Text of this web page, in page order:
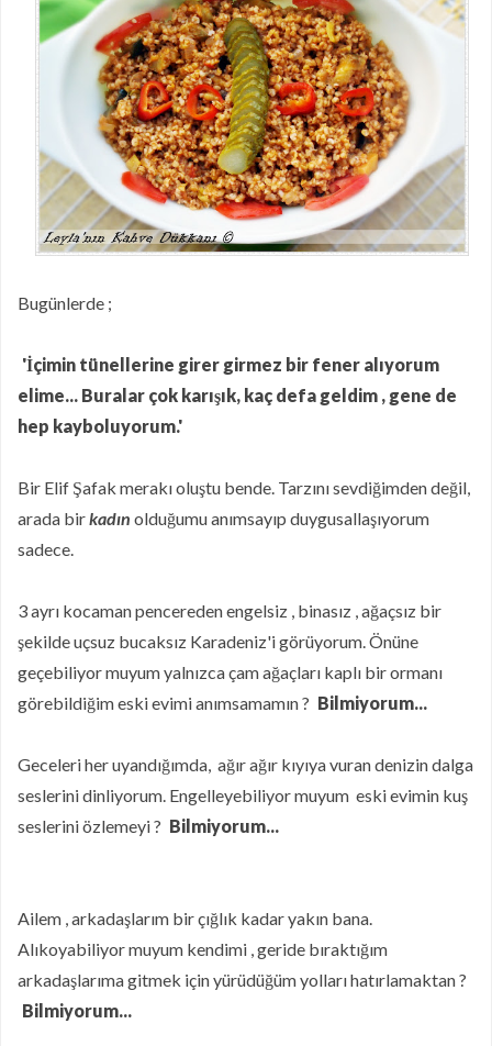
Puf Puf Muzlu Pankek
Nefis Patatesli Dilim Börek
Taze Otlu Kaygana
Ramazan'da Nasıl Beslenmelisiniz?
Limonlu Pamuk Kek
Hatay Yöresinden En Özel Lezzetlerin
Online Mağazası Hataykoy.com
Mor Havuçlu Ekşi Mayalı Ekmek
Bugünlerde ;
'İçimin tünellerine girer girmez bir fener alıyorum
elime... Buralar çok karışık, kaç defa geldim , gene de
hep kayboluyorum.'
Bir Elif Şafak merakı oluştu bende. Tarzını sevdiğimden değil,
arada birkadın olduğumu anımsayıp duygusallaşıyorum
sadece.
3 ayrı kocaman pencereden engelsiz , binasız , ağaçsız bir
şekilde uçsuz bucaksız Karadeniz'i görüyorum. Önüne
geçebiliyor muyum yalnızca çam ağaçları kaplı bir ormanı
görebildiğim eski evimi anımsamamın ? Bilmiyorum...
Geceleri her uyandığımda, ağır ağır kıyıya vuran denizin dalga
seslerini dinliyorum. Engelleyebiliyor muyum eski evimin kuş
seslerini özlemeyi ? Bilmiyorum...
Ailem , arkadaşlarım bir çığlık kadar yakın bana.
Alıkoyabiliyor muyum kendimi , geride bıraktığım
arkadaşlarıma gitmek için yürüdüğüm yolları hatırlamaktan ?
Bilmiyorum...